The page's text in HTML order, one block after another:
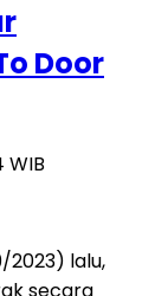
Door
WIB
2023) lalu,
secara